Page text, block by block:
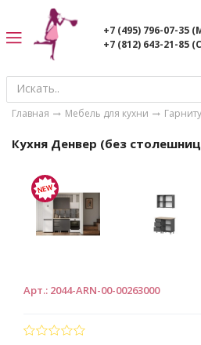
+7 (495) 796-07-35
+7 (812) 643-21-85
Главная Мебель для кухни
Кухня Денвер (без
Арт.: 2044-ARN-00-00263000